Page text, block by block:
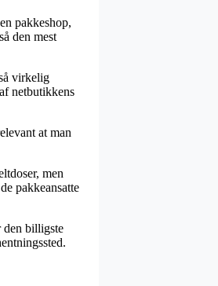
pakkeshop,
den mest
virkelig
netbutikkens
at man
men
pakkeansatte
den billigste